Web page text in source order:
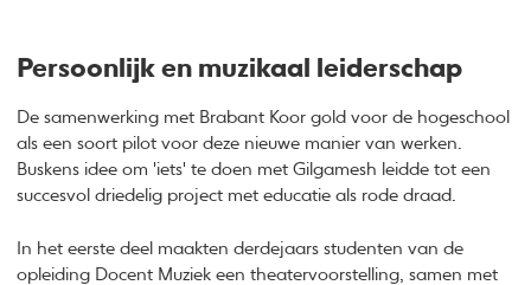
Persoonlijk en muzikaal leiderschap
De samenwerking met Brabant Koor gold voor de hogeschool
als een soort pilot voor deze nieuwe manier van werken.
Buskens idee om 'iets' te doen met Gilgamesh leidde tot een
succesvol driedelig project met educatie als rode draad.
In het eerste deel maakten derdejaars studenten van de
opleiding Docent Muziek een theatervoorstelling, samen met